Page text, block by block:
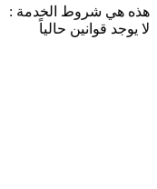
هذه هي شروط الخدمة :
لا يوجد قوانين حالياً